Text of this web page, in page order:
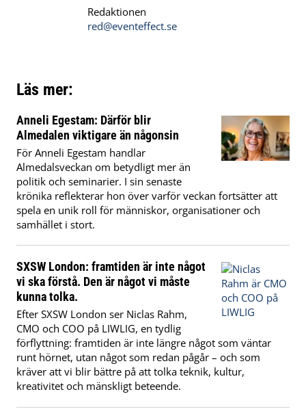
Redaktionen
red@eventeffect.se
Läs mer:
Anneli Egestam: Därför blir
Almedalen viktigare än någonsin
För Anneli Egestam handlar
Almedalsveckan om betydligt mer än
politik och seminarier. I sin senaste
krönika reflekterar hon över varför veckan fortsätter att
spela en unik roll för människor, organisationer och
samhället i stort.
SXSW London: framtiden är inte något
vi ska förstå. Den är något vi måste
kunna tolka.
Efter SXSW London ser Niclas Rahm,
CMO och COO på LIWLIG, en tydlig
förflyttning: framtiden är inte längre något som väntar
runt hörnet, utan något som redan pågår – och som
kräver att vi blir bättre på att tolka teknik, kultur,
kreativitet och mänskligt beteende.